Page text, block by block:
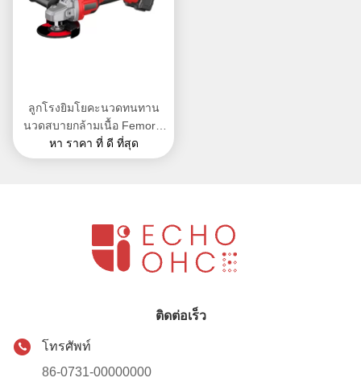
ลูกโรงยิมโยคะนวดทนทาน
นวดสบายกล้ามเนื้อ Femoral
ภายนอก
หา ราคา ที่ ดี ที่สุด
ติดต่อเร็ว
โทรศัพท์
86-0731-00000000